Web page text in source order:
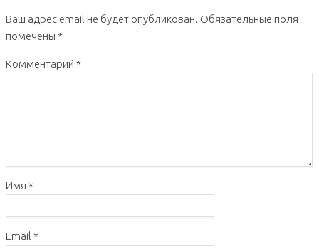
Ваш адрес email не будет опубликован. Обязательные поля
помечены *
Комментарий *
Имя *
Email *